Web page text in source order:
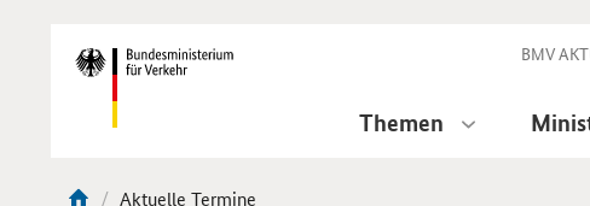
Navigation BMV
Themen
Aktuelle
Aktuelle Termine